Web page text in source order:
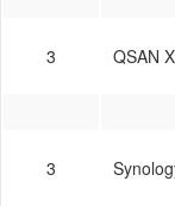
3 QSAN
3